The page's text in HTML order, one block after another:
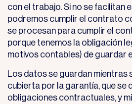
con el trabajo. Si no se facilitan
podremos cumplir el contrato
se procesan para cumplir el
porque tenemos la obligación
motivos contables) de guardar
Los datos se guardan mientras
cubierta por la garantía, que se
obligaciones contractuales, y